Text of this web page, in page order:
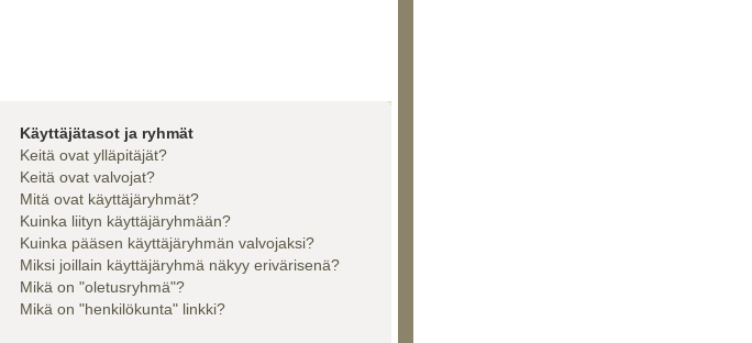
Käyttäjätasot ja ryhmät
Keitä ovat ylläpitäjät?
Keitä ovat valvojat?
Mitä ovat käyttäjäryhmät?
Kuinka liityn käyttäjäryhmään?
Kuinka pääsen käyttäjäryhmän valvojaksi?
Miksi joillain käyttäjäryhmä näkyy erivärisenä?
Mikä on "oletusryhmä"?
Mikä on "henkilökunta" linkki?